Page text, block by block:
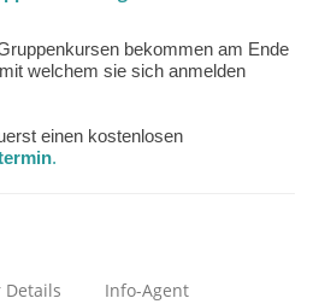
bekommen am Ende
welchem sie sich anmelden
einen kostenlosen
.
Details Info-Agent